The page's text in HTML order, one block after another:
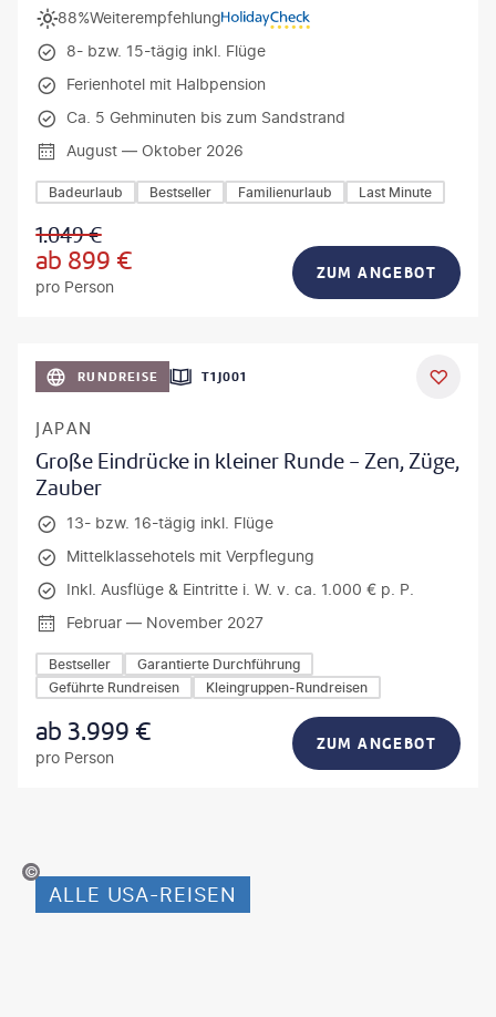
Weiterempfehlung
88%
8- bzw. 15-tägig inkl. Flüge
Ferienhotel mit Halbpension
Ca. 5 Gehminuten bis zum Sandstrand
August — Oktober 2026
Badeurlaub Bestseller Familienurlaub Last Minute
1.049€
ab 899 €
pro Person
ZUM ANGEBOT
RUNDREISE T1J001
JAPAN
Große Eindrücke in kleiner Runde - Zen, Züge,
Zauber
13- bzw. 16-tägig inkl. Flüge
Mittelklassehotels mit Verpflegung
Inkl. Ausflüge & Eintritte i. W. v. ca. 1.000 € p. P.
Februar — November 2027
Bestseller
Garantierte Durchführung
Geführte Rundreisen
Kleingruppen-Rundreisen
ab3.999 €
pro Person
ZUM ANGEBOT
iStock
ALLE USA-REISEN